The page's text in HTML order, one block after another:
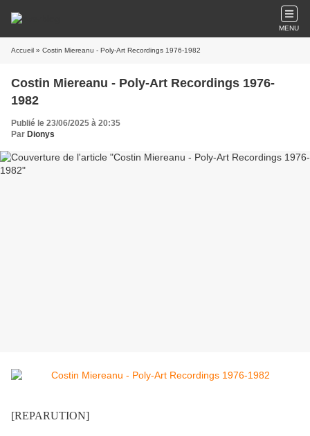
MENU
Accueil » Costin Miereanu - Poly-Art Recordings 1976-1982
Costin Miereanu - Poly-Art Recordings 1976-
1982
Publié le 23/06/2025 à 20:35
Par Dionys
[REPARUTION]